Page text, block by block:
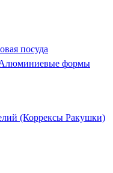
посуда
формы
(Коррексы Ракушки)